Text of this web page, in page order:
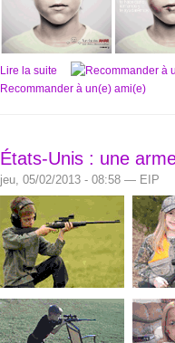
Lire la suite
Recommander à un(e) ami(e)
États-Unis : une
jeu, 05/02/2013 - 08:58 — EIP